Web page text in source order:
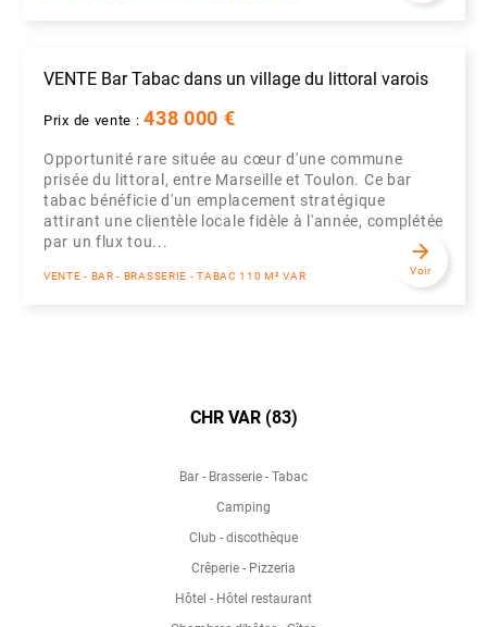
VENTE Bar Tabac dans un village du littoral varois
Prix de vente :438 000 €
Opportunité rare située au cœur d'une commune
prisée du littoral, entre Marseille et Toulon. Ce bar
tabac bénéficie d'un emplacement stratégique
attirant une clientèle locale fidèle à l'année, complétée
par un flux tou...
VENTE - BAR - BRASSERIE - TABAC 110 M² VAR
arrow_forward
Voir
CHR VAR (83)
Bar - Brasserie - Tabac
Camping
Club - discothèque
Crêperie - Pizzeria
Hôtel - Hôtel restaurant